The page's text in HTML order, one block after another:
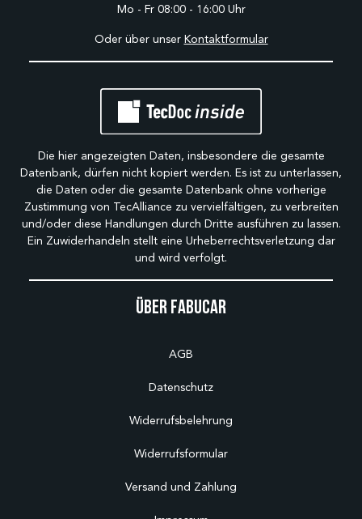
Über Fabucar
AGB
Datenschutz
Widerrufsbelehrung
Widerrufsformular
Versand und Zahlung
Mo - Fr 08:00 - 16:00 Uhr
Oder über unser Kontaktformular
Die hier angezeigten Daten, insbesondere die gesamte
Datenbank, dürfen nicht kopiert werden. Es ist zu unterlassen,
die Daten oder die gesamte Datenbank ohne vorherige
Zustimmung von TecAlliance zu vervielfältigen, zu verbreiten
und/oder diese Handlungen durch Dritte ausführen zu lassen.
Ein Zuwiderhandeln stellt eine Urheberrechtsverletzung dar
und wird verfolgt.